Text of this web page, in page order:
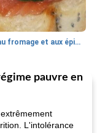
roulade au fromage et aux épinards
55 min
pauvre en
L'intolérance